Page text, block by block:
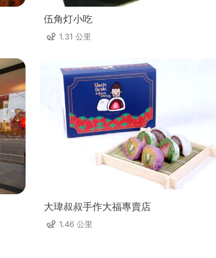
伍角灯小吃
1.31 公里
大瑋叔叔手作大福專賣店
1.46 公里